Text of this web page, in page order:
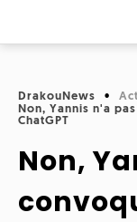
Covid-
19
Divers
Culture
Cinéma
Jeux
vidéo
Focus
Humeurs
Insolite
DrakouNews
Non, Yannis n'a
ChatGPT
Non,